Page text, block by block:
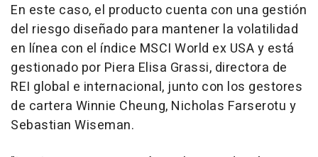
En este caso, el producto cuenta con una gestión
del riesgo diseñado para mantener la volatilidad
en línea con el índice MSCI World ex USA y está
gestionado por Piera Elisa Grassi, directora de
REI global e internacional, junto con los gestores
de cartera Winnie Cheung, Nicholas Farserotu y
Sebastian Wiseman.